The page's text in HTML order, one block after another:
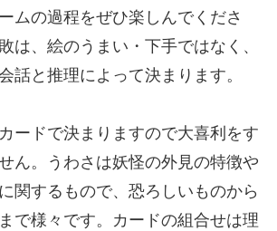
ムの過程をぜひ楽しんでくださ
は、絵のうまい・下手ではなく、
話と推理によって決まります。
ードで決まりますので大喜利をす
ん。うわさは妖怪の外見の特徴や
関するもので、恐ろしいものから
で様々です。カードの組合せは理